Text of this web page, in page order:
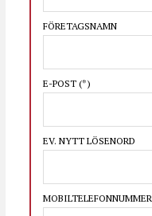
FÖRETAGSNAMN
E-POST (*)
EV. NYTT LÖSENORD
MOBILTELEFONNUMMER